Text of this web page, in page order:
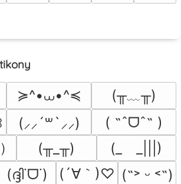
≽^•⩊•^≼
(╥﹏╥)
(⸝⸝´꒳`⸝⸝)
( ˶ˆᗜˆ˵ )
(╥_╥)
(_　_|||)
(ദ്ദി˙ᗜ˙) (´∀｀)♡ (˶˃ ᵕ ˂˶)